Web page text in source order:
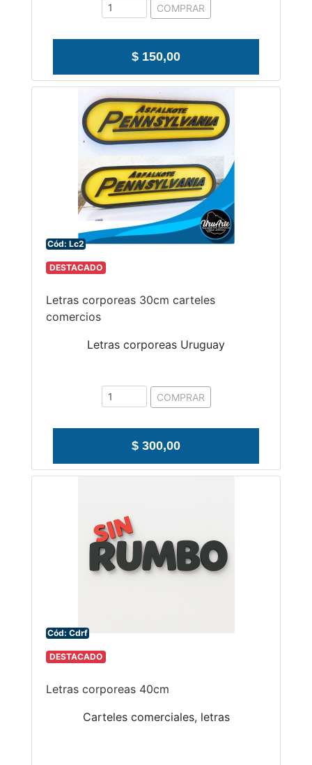
COMPRAR
$ 150,00
Cód: Lc2
DESTACADO
Letras corporeas 30cm carteles
comercios
Letras corporeas Uruguay
COMPRAR
$ 300,00
Cód: Cdrf
DESTACADO
Letras corporeas 40cm
Carteles comerciales, letras